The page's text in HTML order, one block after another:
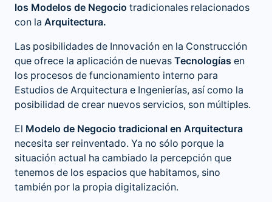
los Modelos de Negocio tradicionales relacionados
con la Arquitectura.
Las posibilidades de Innovación en la Construcción
que ofrece la aplicación de nuevas Tecnologías en
los procesos de funcionamiento interno para
Estudios de Arquitectura e Ingenierías, así como la
posibilidad de crear nuevos servicios, son múltiples.
El Modelo de Negocio tradicional en Arquitectura
necesita ser reinventado. Ya no sólo porque la
situación actual ha cambiado la percepción que
tenemos de los espacios que habitamos, sino
también por la propia digitalización.